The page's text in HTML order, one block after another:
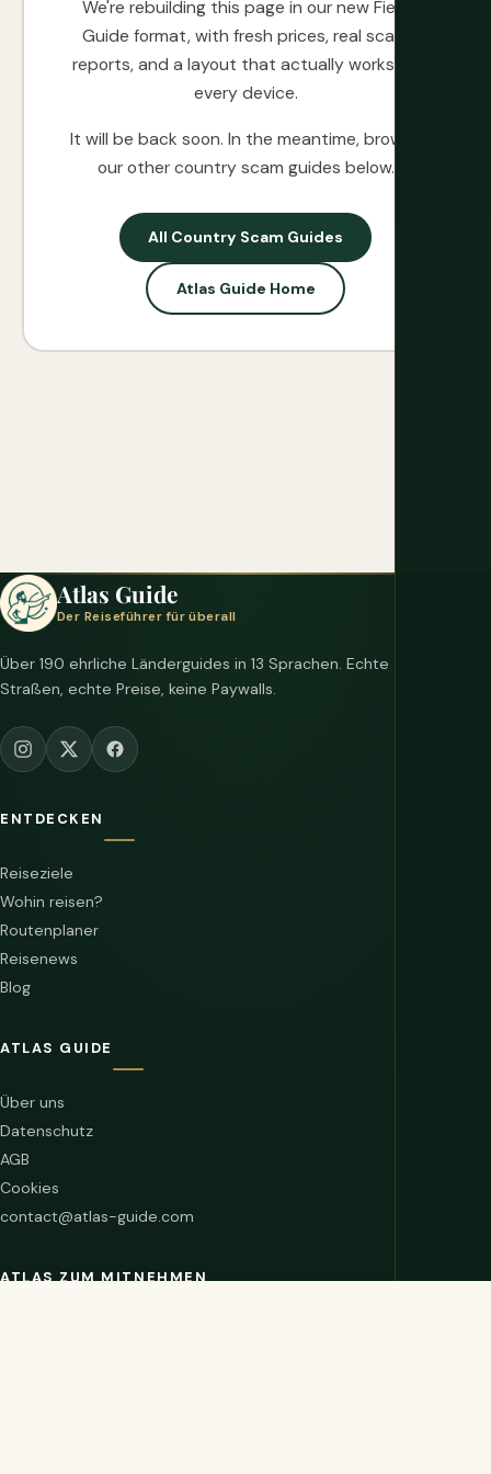
We're rebuilding this page in our new Field
Guide format, with fresh prices, real scam
reports, and a layout that actually works on
every device.
It will be back soon. In the meantime, browse
our other country scam guides below.
All Country Scam Guides
Atlas Guide Home
Atlas Guide
Der Reiseführer für überall
Über 190 ehrliche Länderguides in 13 Sprachen. Echte
Straßen, echte Preise, keine Paywalls.
ENTDECKEN
Reiseziele
Wohin reisen?
Routenplaner
Reisenews
Blog
ATLAS GUIDE
Über uns
Datenschutz
AGB
Cookies
contact@atlas-guide.com
ATLAS ZUM MITNEHMEN